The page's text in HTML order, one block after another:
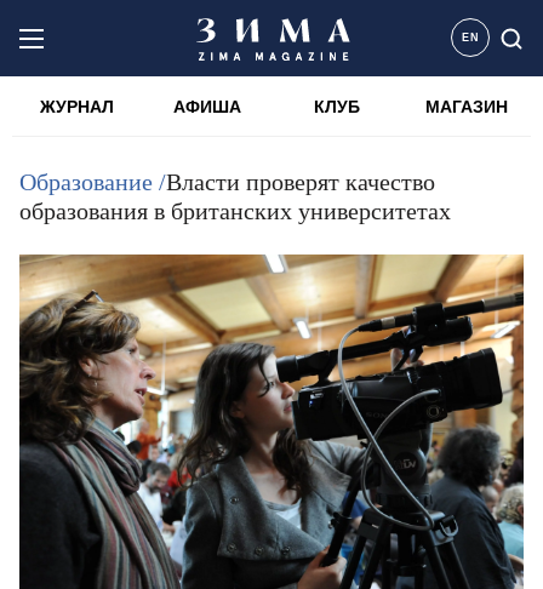
EN
ЖУРНАЛ АФИША КЛУБ МАГАЗИН
Образование /Власти проверят качество
образования в британских университетах